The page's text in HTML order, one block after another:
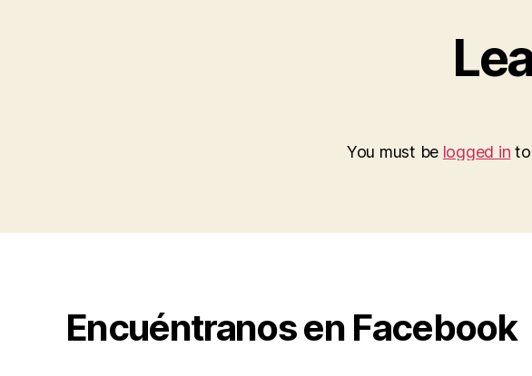
You must be logged in to
Encuéntranos en Facebook